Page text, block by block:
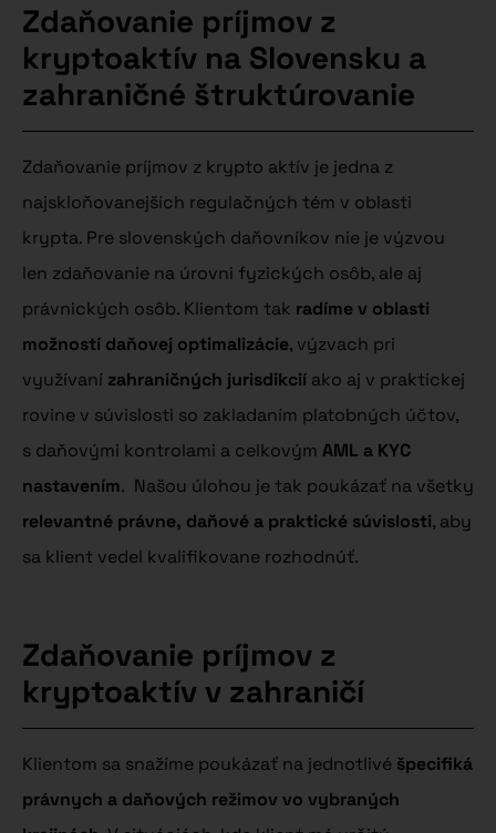
Zdaňovanie príjmov z
kryptoaktív na Slovensku a
zahraničné štruktúrovanie
Zdaňovanie príjmov z krypto aktív je jedna z
najskloňovanejších regulačných tém v oblasti
krypta. Pre slovenských daňovníkov nie je výzvou
len zdaňovanie na úrovni fyzických osôb, ale aj
právnických osôb. Klientom tak radíme v oblasti
možností daňovej optimalizácie, výzvach pri
využívaní zahraničných jurisdikcií ako aj v praktickej
rovine v súvislosti so zakladaním platobných účtov,
s daňovými kontrolami a celkovým AML a KYC
nastavením. Našou úlohou je tak poukázať na všetky
relevantné právne, daňové a praktické súvislosti, aby
sa klient vedel kvalifikovane rozhodnúť.
Zdaňovanie príjmov z
kryptoaktív v zahraničí
Klientom sa snažíme poukázať na jednotlivé špecifiká
právnych a daňových režimov vo vybraných